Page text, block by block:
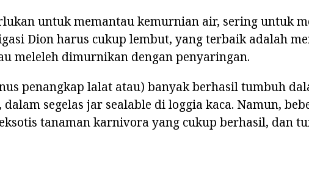
untuk memantau kemurnian air, sering untuk
Dion harus cukup lembut, yang terbaik adalah
meleleh dimurnikan dengan penyaringan.
penangkap lalat atau) banyak berhasil tumbuh
segelas jar sealable di loggia kaca. Namun,
tanaman karnivora yang cukup berhasil, dan